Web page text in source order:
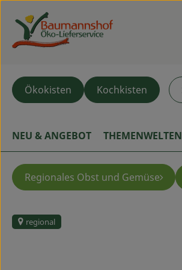
Ökokisten Kochkisten
NEU & ANGEBOT THEMENWELTEN
Regionales Obst und Gemüse
regional